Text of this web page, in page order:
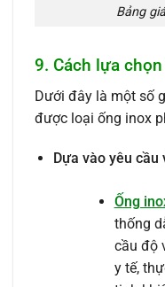
Bảng
9. Cách lựa
Dưới đây là một số
được loại ống inox
Dựa vào yêu cầu
Ống
thống
cầu độ
y tế,